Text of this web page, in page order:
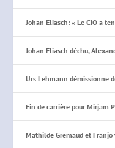
Johan Eliasch: « Le CIO a
Johan Eliasch déchu,
Urs Lehmann démissionne
Fin de carrière pour Mirjam
Mathilde Gremaud et